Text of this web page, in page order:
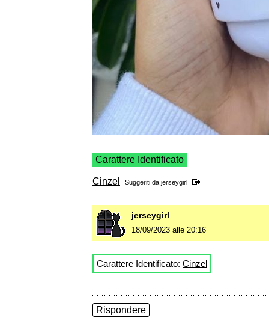
Carattere Identificato
Cinzel Suggeriti da jerseygirl
jerseygirl
18/09/2023 alle 20:16
Carattere Identificato: Cinzel
Rispondere